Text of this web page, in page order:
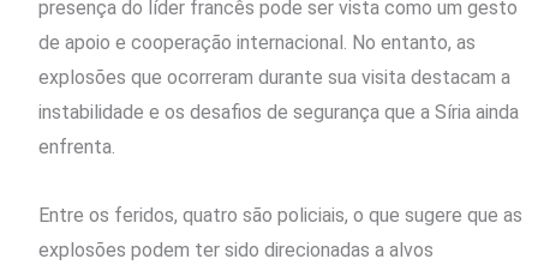
presença do líder francês pode ser vista como um gesto
de apoio e cooperação internacional. No entanto, as
explosões que ocorreram durante sua visita destacam a
instabilidade e os desafios de segurança que a Síria ainda
enfrenta.
Entre os feridos, quatro são policiais, o que sugere que as
explosões podem ter sido direcionadas a alvos